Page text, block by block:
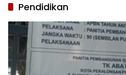
Pendidikan